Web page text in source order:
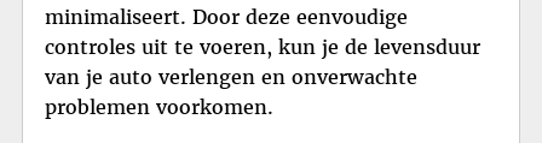
minimaliseert. Door deze eenvoudige
controles uit te voeren, kun je de levensduur
van je auto verlengen en onverwachte
problemen voorkomen.